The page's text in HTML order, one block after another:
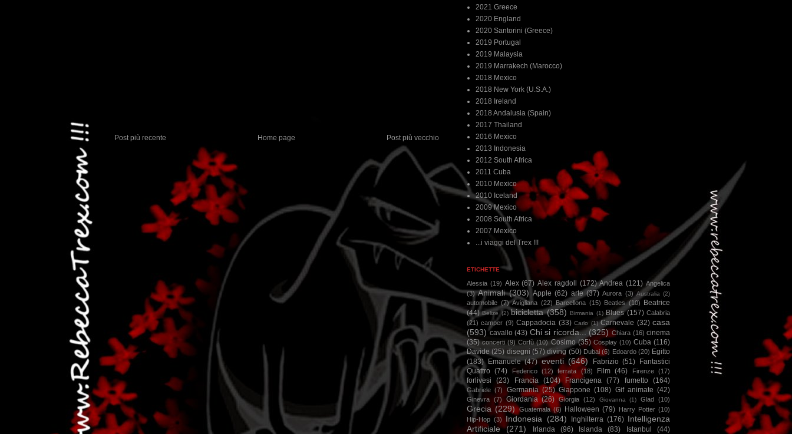
Post più recente Post più vecchio
Home page
2021 Greece
2020 England
2020 Santorini (Greece)
2019 Portugal
2019 Malaysia
2019 Marrakech (Marocco)
2018 Mexico
2018 New York (U.S.A.)
2018 Ireland
2018 Andalusia (Spain)
2017 Thailand
2016 Mexico
2013 Indonesia
2012 South Africa
2011 Cuba
2010 Mexico
2010 Iceland
2009 Mexico
2008 South Africa
2007 Mexico
...i viaggi del Trex !!!
ETICHETTE
Alessia (19) Alex (67) Alex ragdoll (172) Andrea (121) Angelica
(3) Animali (303) Apple (62) arte (37) Aurora (3) Australia (2)
automobile (7) Avigliana (22) Barcellona (15) Beatles (10)
Beatrice
(44) Belize (2) bicicletta (358) Birmania (1) Blues (157) Calabria
(21) camper (9) Cappadocia (33) Carlo (1) Carnevale (32) casa
(593) cavallo (43) Chi si ricorda... (325) Chiara (16) cinema
(35) concerti (9) Corfù (10) Cosimo (35) Cosplay (10) Cuba (116)
Davide (25) disegni (57) diving (50) Dubai (6) Edoardo (20) Egitto
(183)
Emanuele (47) eventi (646) Fabrizio (51)
Fantastici
Quattro (74) Federico (12) ferrata (18) Film (46) Firenze (17)
forlivesi (23) Francia (104) Francigena (77) fumetto (164)
Gabriele (7) Germania (25) Giappone (108) Gif animate (42)
Ginevra (7) Giordania (26) Giorgia (12) Giovanna (1) Glad (10)
Grecia (229) Guatemala (6) Halloween (79) Harry Potter (10)
Hip-Hop (3) Indonesia (284) Inghilterra (176) Intelligenza
Artificiale
(271) Irlanda (96) Islanda (83) Istanbul (44)